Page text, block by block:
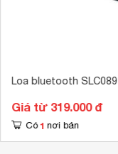
Loa bluetooth SLC089
Giá từ 319.000 đ
Có 1 nơi bán